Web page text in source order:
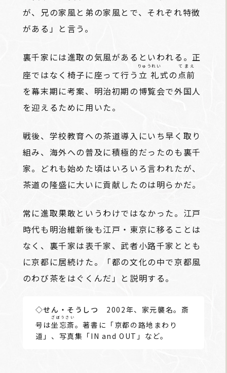
が、兄の家風と弟の家風とで、それぞれ特徴
がある」と言う。
裏千家には進取の気風があるといわれる。正
座ではなく椅子に座って行う 立礼
りゅうれい
式の 点前
てまえ
を幕末期に考案、明治初期の博覧会で外国人
を迎えるために用いた。
戦後、学校教育への茶道導入にいち早く取り
組み、海外への普及に積極的だったのも裏千
家。どれも始めた頃はいろいろ言われたが、
茶道の隆盛に大いに貢献したのは明らかだ。
常に進取果敢というわけではなかった。江戸
時代も明治維新後も江戸・東京に移ることは
なく、裏千家は表千家、武者小路千家ととも
に京都に居続けた。「都の文化の中で京都風
のわび茶をはぐくんだ」と説明する。
◇せん・そうしつ
2002年、家元襲名。斎
号は坐忘斎
ざぼうさい
。著書に「京都の路地まわり
道」、写真集「IN and OUT」など。